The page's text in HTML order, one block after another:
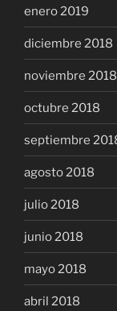
enero 2019
diciembre 2018
noviembre 2018
octubre 2018
septiembre
agosto 2018
julio 2018
junio 2018
mayo 2018
abril 2018